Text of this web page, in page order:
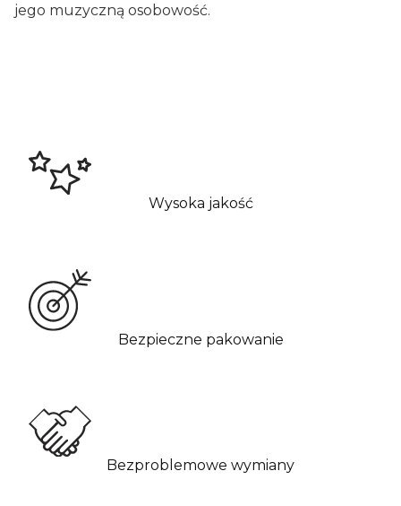
jego muzyczną osobowość.
Wysoka jakość
Bezpieczne pakowanie
Bezproblemowe wymiany